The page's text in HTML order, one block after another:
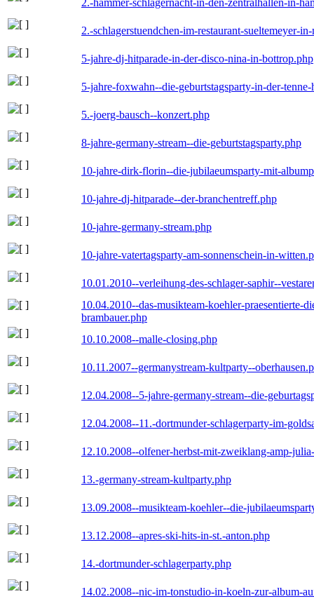
2.-schlagerstuendchen-im-restaurant-sueltemeyer-
5-jahre-dj-hitparade-in-der-disco-nina-in-bottrop.php
5-jahre-foxwahn--die-geburtstagsparty-in-der-tenne-
5.-joerg-bausch--konzert.php
8-jahre-germany-stream--die-geburtstagsparty.php
10-jahre-dirk-florin--die-jubilaeumsparty-mit-
10-jahre-dj-hitparade--der-branchentreff.php
10-jahre-germany-stream.php
10-jahre-vatertagsparty-am-sonnenschein-in-
10.01.2010--verleihung-des-schlager-saphir--
10.04.2010--das-musikteam-koehler-praesentierte-
brambauer.php
10.10.2008--malle-closing.php
10.11.2007--germanystream-kultparty--
12.04.2008--5-jahre-germany-stream--die-
12.04.2008--11.-dortmunder-schlagerparty-im-
12.10.2008--olfener-herbst-mit-zweiklang-amp-
13.-germany-stream-kultparty.php
13.09.2008--musikteam-koehler--die-
13.12.2008--apres-ski-hits-in-st.-anton.php
14.-dortmunder-schlagerparty.php
14.02.2008--nic-im-tonstudio-in-koeln-zur-album-